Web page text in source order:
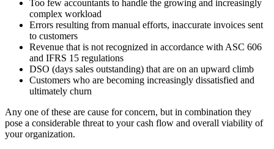
Too few accountants to handle the growing and increasingly
complex workload
Errors resulting from manual efforts, inaccurate invoices sent
to customers
Revenue that is not recognized in accordance with ASC 606
and IFRS 15 regulations
DSO (days sales outstanding) that are on an upward climb
Customers who are becoming increasingly dissatisfied and
ultimately churn
Any one of these are cause for concern, but in combination they
pose a considerable threat to your cash flow and overall viability of
your organization.